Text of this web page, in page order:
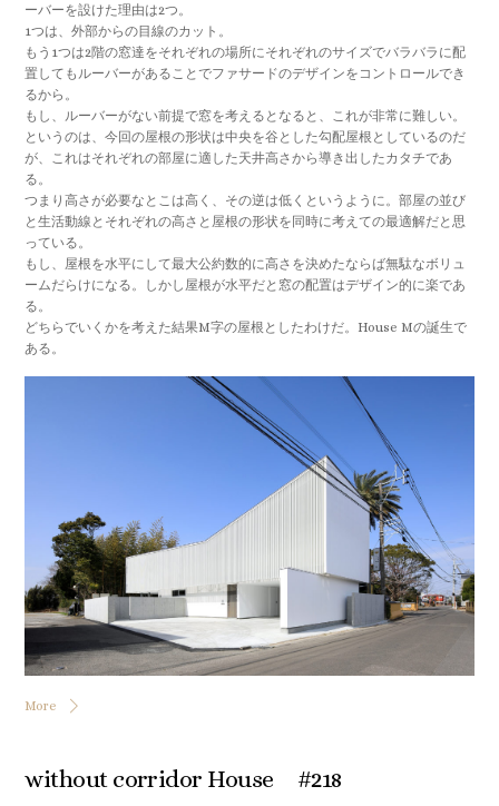
ーバーを設けた理由は2つ。
1つは、外部からの目線のカット。
もう1つは2階の窓達をそれぞれの場所にそれぞれのサイズでバラバラに配
置してもルーバーがあることでファサードのデザインをコントロールでき
るから。
もし、ルーバーがない前提で窓を考えるとなると、これが非常に難しい。
というのは、今回の屋根の形状は中央を谷とした勾配屋根としているのだ
が、これはそれぞれの部屋に適した天井高さから導き出したカタチであ
る。
つまり高さが必要なとこは高く、その逆は低くというように。部屋の並び
と生活動線とそれぞれの高さと屋根の形状を同時に考えての最適解だと思
っている。
もし、屋根を水平にして最大公約数的に高さを決めたならば無駄なボリュ
ームだらけになる。しかし屋根が水平だと窓の配置はデザイン的に楽であ
る。
どちらでいくかを考えた結果M字の屋根としたわけだ。House Mの誕生で
ある。
More
without corridor House #218